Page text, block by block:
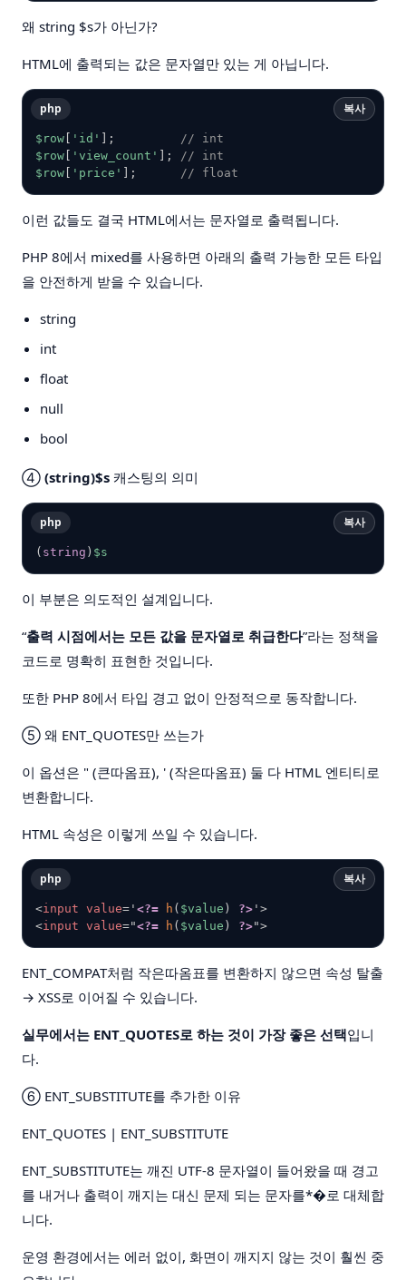
왜 string $s가 아닌가?
HTML에 출력되는 값은 문자열만 있는 게 아닙니다.
$row 'id' ;
// int
$row
'view_count' ;
// int
$row
'price' ; // float
php 복사
이런 값들도 결국 HTML에서는 문자열로 출력됩니다.
PHP 8에서 mixed를 사용하면 아래의 출력 가능한 모든 타입
을 안전하게 받을 수 있습니다.
string
int
float
null
bool
④ (string)$s 캐스팅의 의미
( string ) $s
php 복사
이 부분은 의도적인 설계입니다.
“출력 시점에서는 모든 값을 문자열로 취급한다”라는 정책을
코드로 명확히 표현한 것입니다.
또한 PHP 8에서 타입 경고 없이 안정적으로 동작합니다.
⑤ 왜 ENT_QUOTES만 쓰는가
이 옵션은 " (큰따옴표), ' (작은따옴표) 둘 다 HTML 엔티티로
변환합니다.
HTML 속성은 이렇게 쓰일 수 있습니다.
<input value= ' <?= h ( $value ) ?> ' >
<input value="<?= h ( $value ) ?>">
php 복사
ENT_COMPAT처럼 작은따옴표를 변환하지 않으면 속성 탈출
→ XSS로 이어질 수 있습니다.
실무에서는 ENT_QUOTES로 하는 것이 가장 좋은 선택입니
다.
⑥ ENT_SUBSTITUTE를 추가한 이유
ENT_QUOTES | ENT_SUBSTITUTE
ENT_SUBSTITUTE는 깨진 UTF-8 문자열이 들어왔을 때 경고
를 내거나 출력이 깨지는 대신 문제 되는 문자를*�로 대체합
니다.
운영 환경에서는 에러 없이, 화면이 깨지지 않는 것이 훨씬 중